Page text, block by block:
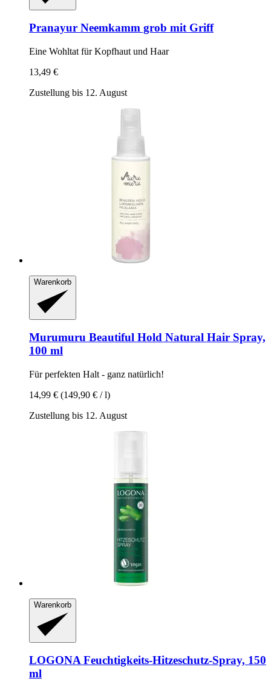
Pranayur Neemkamm grob mit Griff
Eine Wohltat für Kopfhaut und Haar
13,49 €
Zustellung bis 12. August
Warenkorb
Murumuru Beautiful Hold Natural Hair Spray,
100 ml
Für perfekten Halt -​ ganz natürlich!
14,99 € (149,90 € / l)
Zustellung bis 12. August
Warenkorb
LOGONAFeuchtigkeits-​Hitzeschutz-​Spray, 150
ml